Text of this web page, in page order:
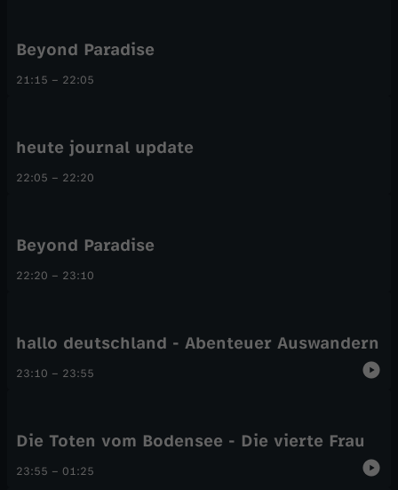
Beyond Paradise
21:15 – 22:05
heute journal update
22:05 – 22:20
Beyond Paradise
22:20 – 23:10
hallo deutschland - Abenteuer Auswandern
23:10 – 23:55
Die Toten vom Bodensee - Die vierte Frau
23:55 – 01:25